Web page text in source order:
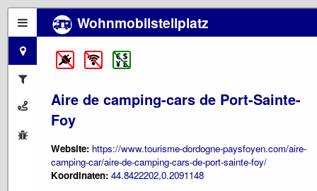
Wohnmobilstellplatz
Aire de camping-cars de Port-Sainte-
Foy
Website: https://www.tourisme-dordogne-paysfoyen.com/aire-
camping-car/aire-de-camping-cars-de-port-sainte-foy/
Koordinaten: 44.8422202,0.2091148